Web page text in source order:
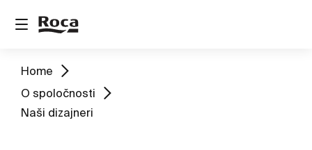
Home
O spoločnosti
Naši dizajneri